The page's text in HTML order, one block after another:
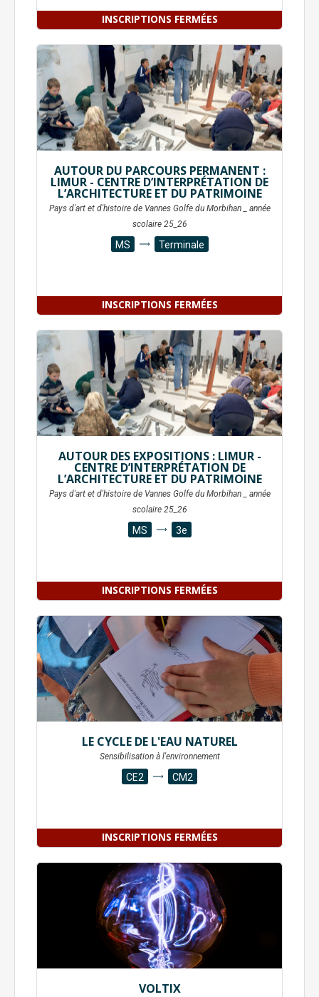
INSCRIPTIONS FERMÉES
INSCRIPTIONS FERMÉES
AUTOUR DU PARCOURS PERMANENT :
LIMUR - CENTRE D’INTERPRÉTATION DE
L’ARCHITECTURE ET DU PATRIMOINE
Pays d'art et d'histoire de Vannes Golfe du Morbihan _ année
scolaire 25_26
MS Terminale
INSCRIPTIONS FERMÉES
AUTOUR DES EXPOSITIONS : LIMUR -
CENTRE D’INTERPRÉTATION DE
L’ARCHITECTURE ET DU PATRIMOINE
Pays d'art et d'histoire de Vannes Golfe du Morbihan _ année
scolaire 25_26
MS 3e
INSCRIPTIONS FERMÉES
LE CYCLE DE L'EAU NATUREL
Sensibilisation à l'environnement
CE2 CM2
VOLTIX